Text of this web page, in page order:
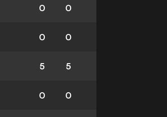
0 0
0 0
5 5
0 0